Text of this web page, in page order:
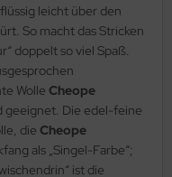
leicht über den
So macht das Stricken
doppelt so viel Spaß.
Wolle Cheope
geeignet. Die edel-feine
die Cheope
als „Singel-Farbe“;
ist die